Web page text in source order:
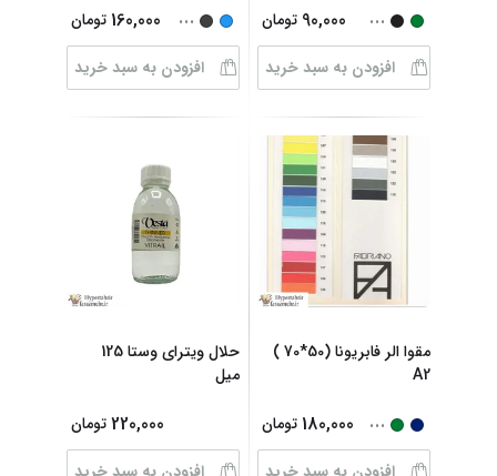
...
90,000 تومان
افزودن به سبد خرید
...
160,000 تومان
افزودن به سبد خرید
مقوا الر فابریونا (50*70 )
A2
...
180,000 تومان
حلال ویترای وستا 125
میل
220,000تومان